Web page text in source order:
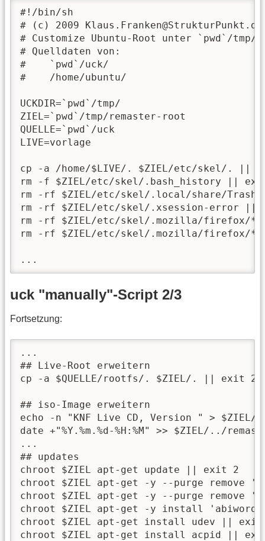
#!/bin/sh
# (c) 2009 Klaus.Franken@StrukturPunkt.de
# Customize Ubuntu-Root unter `pwd`/tmp/
# Quelldaten von:
#    `pwd`/uck/
#    /home/ubuntu/
UCKDIR=`pwd`/tmp/
ZIEL=`pwd`/tmp/remaster-root
QUELLE=`pwd`/uck
LIVE=vorlage
cp -a /home/$LIVE/. $ZIEL/etc/skel/. ||
rm -f $ZIEL/etc/skel/.bash_history ||
rm -rf $ZIEL/etc/skel/.local/share/
rm -rf $ZIEL/etc/skel/.xsession-error ||
rm -rf $ZIEL/etc/skel/.mozilla/
rm -rf $ZIEL/etc/skel/.mozilla/firefox/
...
uck "manually"-Script 2/3
Fortsetzung:
...
## Live-Root erweitern
cp -a $QUELLE/rootfs/. $ZIEL/. || exit 2
## iso-Image erweitern
echo -n "KNF Live CD, Version " > $ZIEL/
date +"%Y.%m.%d-%H:%M" >> $ZIEL/../
...
## updates
chroot $ZIEL apt-get update || exit 2
chroot $ZIEL apt-get -y --purge remove
chroot $ZIEL apt-get -y --purge
chroot $ZIEL apt-get -y install
chroot $ZIEL apt-get install udev || exit
chroot $ZIEL apt-get install acpid ||